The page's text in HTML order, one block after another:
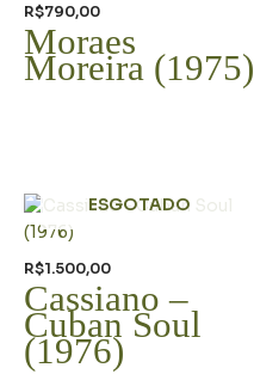
R$790,00
Moraes
Moreira (1975)
ESGOTADO
R$1.500,00
Cassiano –
Cuban Soul
(1976)